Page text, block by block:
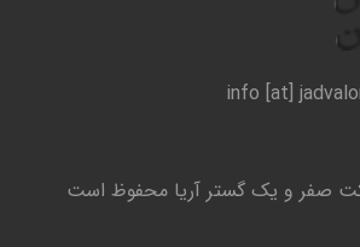
info [at]
صفر و یک گستر آریا محفوظ است